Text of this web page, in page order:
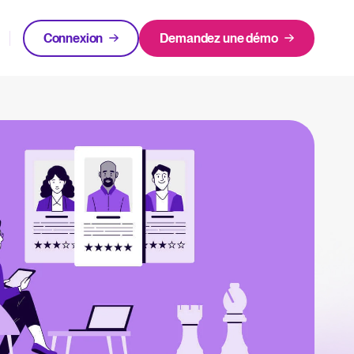
Rapport 2025 sur le recrutement
En savoir plus
Connexion Demandez une démo
Recruitee
Login